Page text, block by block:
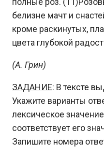
белизне мачт и
кроме раскинутых,
цвета глубокой
(А. Грин)
ЗАДАНИЕ: В тексте
Укажите варианты
лексическое
соответствует его
Запишите номера